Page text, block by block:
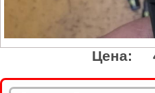
Цена: